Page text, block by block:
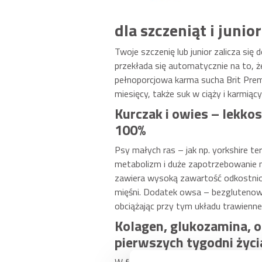
dla szczeniąt i
Twoje szczenię lub junior zalicza się
przekłada się automatycznie na to,
pełnoporcjowa karma sucha Brit
miesięcy, także suk w ciąży i
Kurczak i owies –
100%
Psy małych ras – jak np. yorkshire
metabolizm i duże zapotrzebowanie
zawiera wysoką zawartość
mięśni. Dodatek owsa –
obciążając przy tym układu
Kolagen, glukozamina,
pierwszych tygodni